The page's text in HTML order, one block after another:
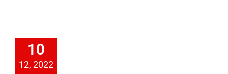
10
12, 2022
steigen
2. Herren Damen